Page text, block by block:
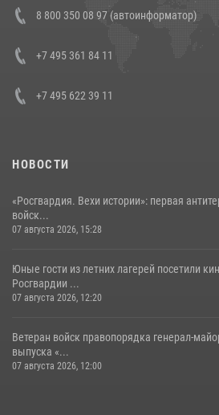
В Росгвардии прошла военно-научная
боевого опыта
8 800 350 08 97 (автоинформатор)
+7 495 361 84 11
+7 495 622 39 11
НОВОСТИ
«Росгвардия. Вехи истории»: первая
войск...
07 августа 2026, 15:28
Юные гости из летних лагерей посетили
Росгвардии ...
07 августа 2026, 12:20
Ветеран войск правопорядка генерал-
выпуска «...
07 августа 2026, 12:00